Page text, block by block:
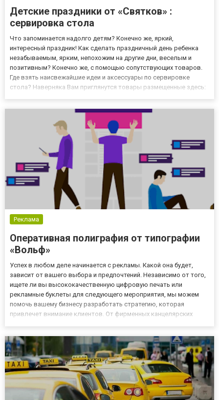
Детские праздники от «Святков» :
сервировка стола
Что запоминается надолго детям? Конечно же, яркий,
интересный праздник! Как сделать праздничный день ребенка
незабываемым, ярким, непохожим на другие дни, веселым и
позитивным? Конечно же, с помощью сопутствующих товаров.
Где взять наисвежайшие идеи и аксессуары по сервировке
стола? Наверняка Вам приглянутся товары размещенные здесь:
Реклама
Оперативная полиграфия от типографии
«Вольф»
Успех в любом деле начинается с рекламы. Какой она будет,
зависит от вашего выбора и предпочтений. Независимо от того,
ищете ли вы высококачественную цифровую печать или
рекламные буклеты для следующего мероприятия, мы можем
помочь вашему бизнесу разработать стратегию, которая
привлечет внимание клиентов. От фирменных канцелярских
помощью опций по...